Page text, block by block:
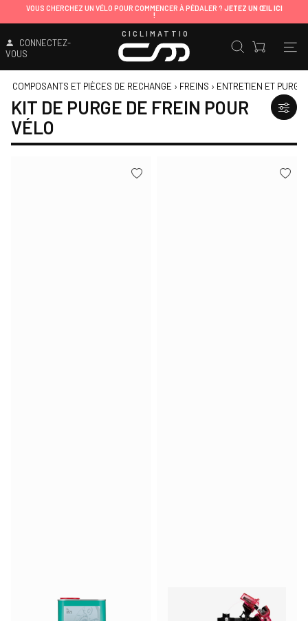
VOUS CHERCHEZ UN VÉLO POUR COMMENCER À PÉDALER ? JETEZ UN ŒIL ICI
!
CONNECTEZ-
VOUS
CICLIMATTIO
COMPOSANTS ET PIÈCES DE RECHANGE › FREINS › ENTRETIEN ET PURGE
KIT DE PURGE DE FREIN POUR
VÉLO